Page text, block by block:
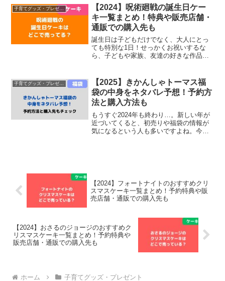
京卍リベンジャーズ」のケーキ！そこで
今回は、東京リベンジャ...
子育てグッズ・プレゼント
【2024】呪術廻戦の誕生日ケー
キ一覧まとめ！特典や販売店舗・
通販での購入先も
誕生日は子どもだけでなく、大人にとっ
ても特別な1日！せっかくお祝いするな
ら、子どもや家族、友達の好きな作品・
すすめ誕生日ケーキを一覧でまとめてみ
ました！販売店舗・通販で...
子育てグッズ・プレゼント
【2025】きかんしゃトーマス福
袋の中身をネタバレ予想！予約方
法と購入方法も
もうすぐ2024年も終わり…。新しい年が
近づいてくると、初売りや福袋の情報が
気になるという人も多いですよね。今回
【2024】フォートナイトのおすすめクリ
スマスケーキ一覧まとめ！予約特典や販
売店舗・通販での購入先も
【2024】おさるのジョージのおすすめク
リスマスケーキ一覧まとめ！予約特典や
販売店舗・通販での購入先も
ホーム 子育てグッズ・プレゼント